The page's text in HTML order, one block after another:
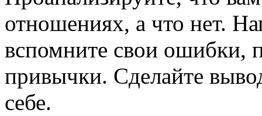
отношениях, а что нет.
вспомните свои ошибки,
привычки. Сделайте
себе.